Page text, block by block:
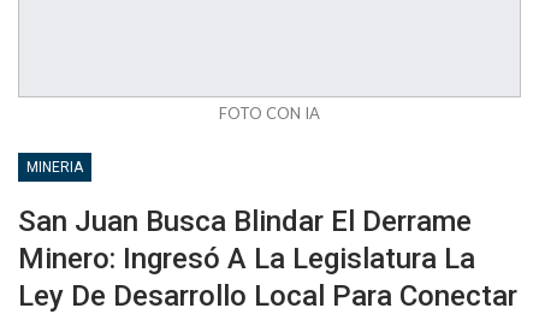
FOTO CON IA
MINERIA
San Juan Busca Blindar El Derrame
Minero: Ingresó A La Legislatura La
Ley De Desarrollo Local Para Conectar